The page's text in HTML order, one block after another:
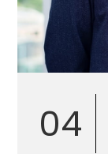
04